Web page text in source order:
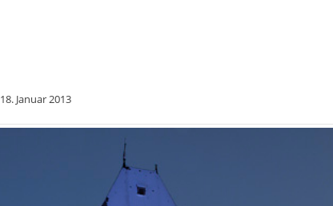
18. Januar 2013